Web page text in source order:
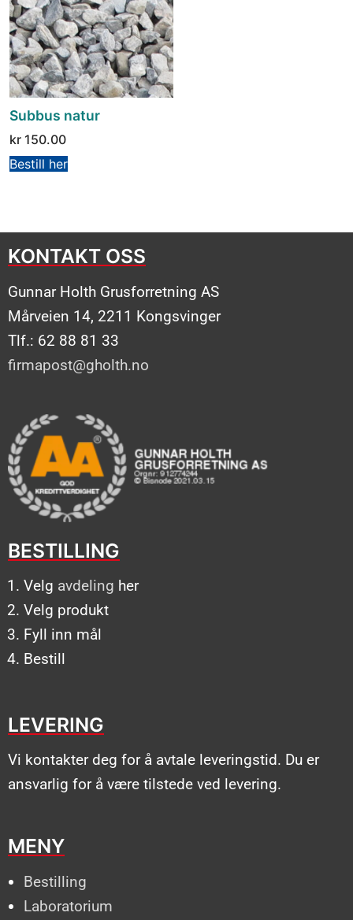
Subbus natur
kr 150.00
Bestill her
KONTAKT OSS
Gunnar Holth Grusforretning AS
Mårveien 14, 2211 Kongsvinger
Tlf.: 62 88 81 33
firmapost@gholth.no
BESTILLING
Velg avdeling her
Velg produkt
Fyll inn mål
Bestill
LEVERING
Vi kontakter deg for å avtale leveringstid. Du er
ansvarlig for å være tilstede ved levering.
MENY
Bestilling
Laboratorium